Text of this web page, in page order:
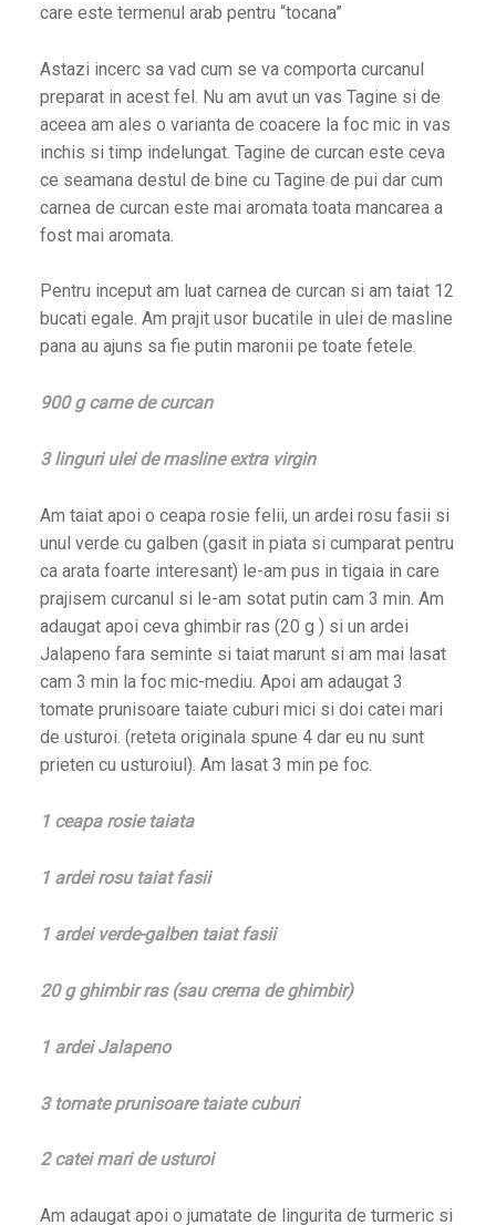
care este termenul arab pentru “tocana”
Astazi incerc sa vad cum se va comporta curcanul
preparat in acest fel. Nu am avut un vas Tagine si de
aceea am ales o varianta de coacere la foc mic in vas
inchis si timp indelungat. Tagine de curcan este ceva
ce seamana destul de bine cu Tagine de pui dar cum
carnea de curcan este mai aromata toata mancarea a
fost mai aromata.
Pentru inceput am luat carnea de curcan si am taiat 12
bucati egale. Am prajit usor bucatile in ulei de masline
pana au ajuns sa fie putin maronii pe toate fetele.
900 g carne de curcan
3 linguri ulei de masline extra virgin
Am taiat apoi o ceapa rosie felii, un ardei rosu fasii si
unul verde cu galben (gasit in piata si cumparat pentru
ca arata foarte interesant) le-am pus in tigaia in care
prajisem curcanul si le-am sotat putin cam 3 min. Am
adaugat apoi ceva ghimbir ras (20 g ) si un ardei
Jalapeno fara seminte si taiat marunt si am mai lasat
cam 3 min la foc mic-mediu. Apoi am adaugat 3
tomate prunisoare taiate cuburi mici si doi catei mari
de usturoi. (reteta originala spune 4 dar eu nu sunt
prieten cu usturoiul). Am lasat 3 min pe foc.
1 ceapa rosie taiata
1 ardei rosu taiat fasii
1 ardei verde-galben taiat fasii
20 g ghimbir ras (sau crema de ghimbir)
1 ardei Jalapeno
3 tomate prunisoare taiate cuburi
2 catei mari de usturoi
Am adaugat apoi o jumatate de lingurita de turmeric si